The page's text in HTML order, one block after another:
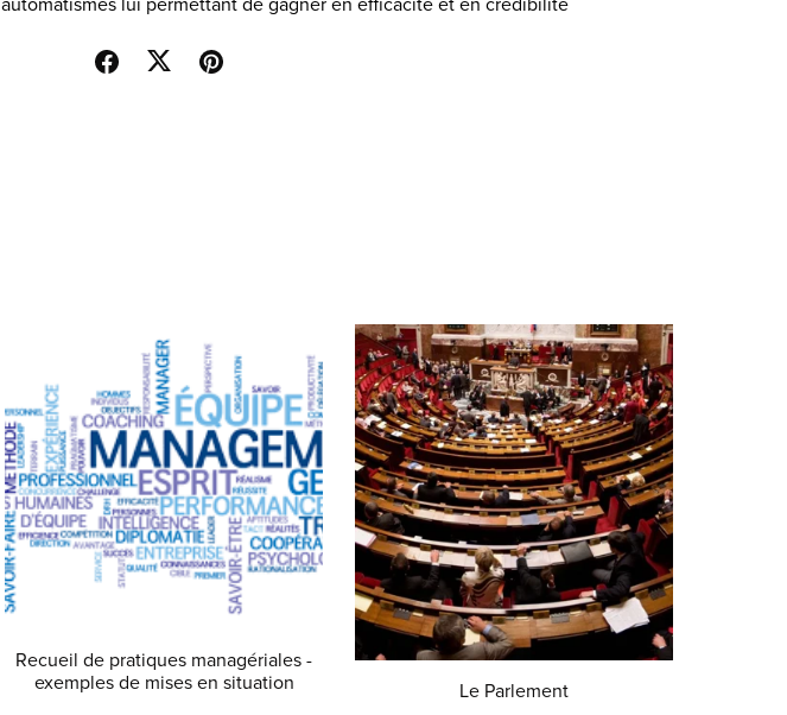
automatismes lui permettant de gagner en efficacité et en crédibilité
Recueil de pratiques managériales -
exemples de mises en situation
Le Parlement